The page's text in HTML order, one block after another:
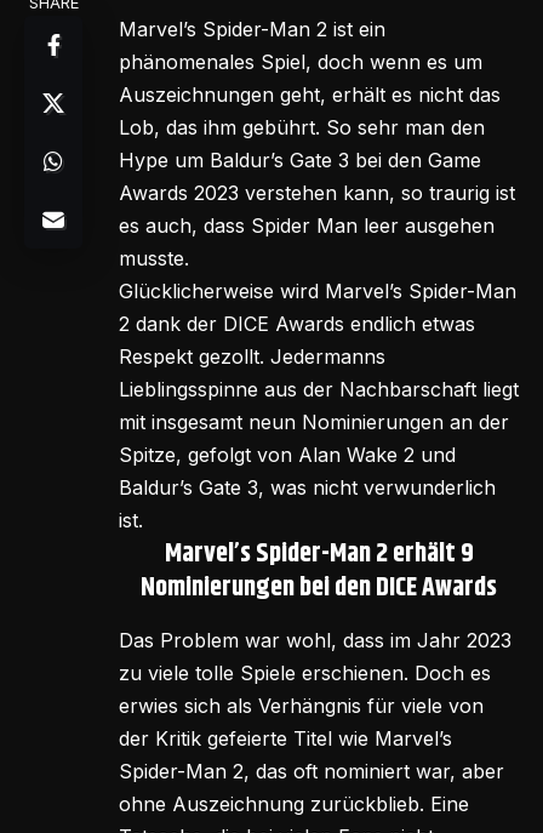
Marvel’s Spider-Man 2 ist ein
phänomenales Spiel, doch wenn es um
Auszeichnungen geht, erhält es nicht das
Lob, das ihm gebührt. So sehr man den
Hype um Baldur’s Gate 3 bei den Game
Awards 2023 verstehen kann, so traurig ist
es auch, dass Spider Man leer ausgehen
musste.
Glücklicherweise wird Marvel’s Spider-Man
2 dank der DICE Awards endlich etwas
Respekt gezollt. Jedermanns
Lieblingsspinne aus der Nachbarschaft liegt
mit insgesamt neun Nominierungen an der
Spitze, gefolgt von Alan Wake 2 und
Baldur’s Gate 3, was nicht verwunderlich
ist.
Marvel’s Spider-Man 2 erhält 9
Nominierungen bei den DICE Awards
Das Problem war wohl, dass im Jahr 2023
zu viele tolle Spiele erschienen. Doch es
erwies sich als Verhängnis für viele von
der Kritik gefeierte Titel wie Marvel’s
Spider-Man 2, das oft nominiert war, aber
ohne Auszeichnung zurückblieb. Eine